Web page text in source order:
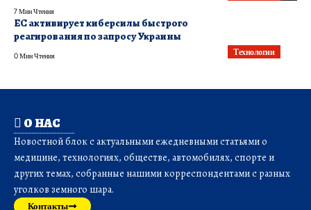
7 Мин Чтения
Технологии
ЕС активирует киберсилы быстрого
реагирования по запросу Украины
0 Мин Чтения
О НАС
Новостной блок с актуальными ежедневными статьями о
медицине, технологиях, обществе, автомобилях, спорте и
других темах, собранные нашими корреспондентами с разных
уголков земного шара.
Контакты